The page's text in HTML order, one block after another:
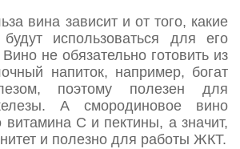
вина зависит и от того, какие
использоваться для его
не обязательно готовить из
напиток, например, богат
поэтому полезен для
А смородиновое вино
витамина С и пектины, а значит,
и полезно для работы ЖКТ.